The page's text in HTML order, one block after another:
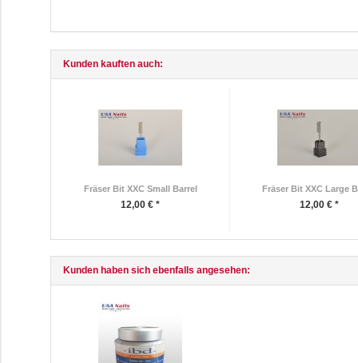
Kunden kauften auch:
Fräser Bit XXC Small Barrel
12,00 € *
Fräser Bit XXC Large
12,00 € *
Kunden haben sich ebenfalls angesehen: